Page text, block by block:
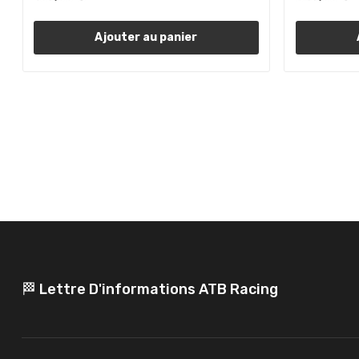
Ajouter au panier
🏁 Lettre D'informations ATB Racing